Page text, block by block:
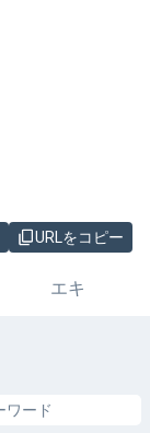
URLをコピー
エキ